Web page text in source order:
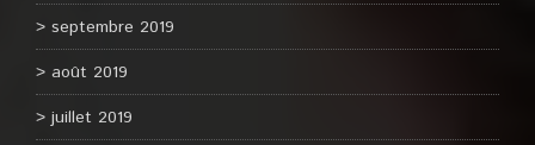
septembre 2019
août 2019
juillet 2019